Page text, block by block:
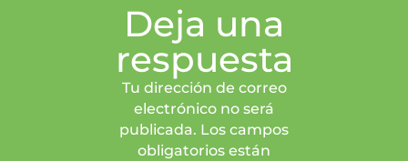
Deja una
respuesta
Tu dirección de correo
electrónico no será
publicada. Los campos
obligatorios están